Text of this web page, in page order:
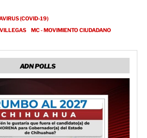
(COVID-19)
MC - MOVIMIENTO CIUDADANO
ADN POLLS